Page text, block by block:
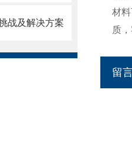
战及解决方案
材
质
留